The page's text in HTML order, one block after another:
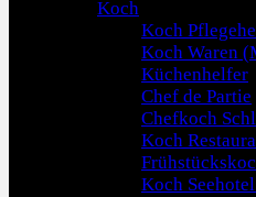
Koch
Koch
Koch Waren
Küchenhelfer
Chef de Partie
Chefkoch
Koch
Koch